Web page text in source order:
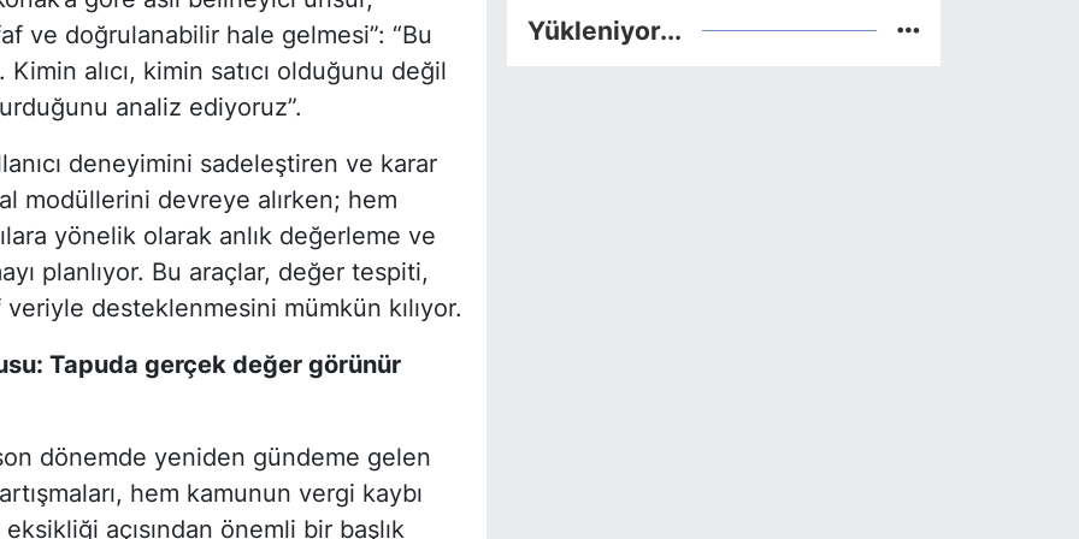
ve doğrulanabilir hale gelmesi”: “Bu
alıcı, kimin satıcı olduğunu değil
analiz ediyoruz”.
deneyimini sadeleştiren ve karar
modüllerini devreye alırken; hem
yönelik olarak anlık değerleme ve
planlıyor. Bu araçlar, değer tespiti,
veriyle desteklenmesini mümkün kılıyor.
Tapuda gerçek değer görünür
dönemde yeniden gündeme gelen
hem kamunun vergi kaybı
açısından önemli bir başlık
Yükleniyor...